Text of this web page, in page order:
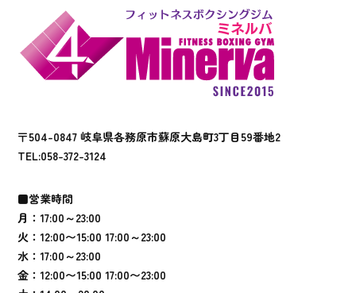
〒504-0847 岐阜県各務原市蘇原大島町3丁目59番地2
TEL:058-372-3124
■営業時間
月：17:00～23:00
火：12:00〜15:00 17:00～23:00
水：17:00～23:00
金：12:00〜15:00 17:00〜23:00